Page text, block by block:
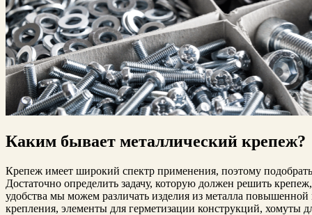
Каким бывает металлический крепеж?
Крепеж имеет широкий спектр применения, поэтому
Достаточно определить задачу, которую должен решить
удобства мы можем различать изделия из металла
крепления, элементы для герметизации конструкций, хомуты